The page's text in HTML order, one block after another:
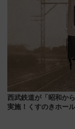
西武鉄道が「昭和か
実施！くすのきホー